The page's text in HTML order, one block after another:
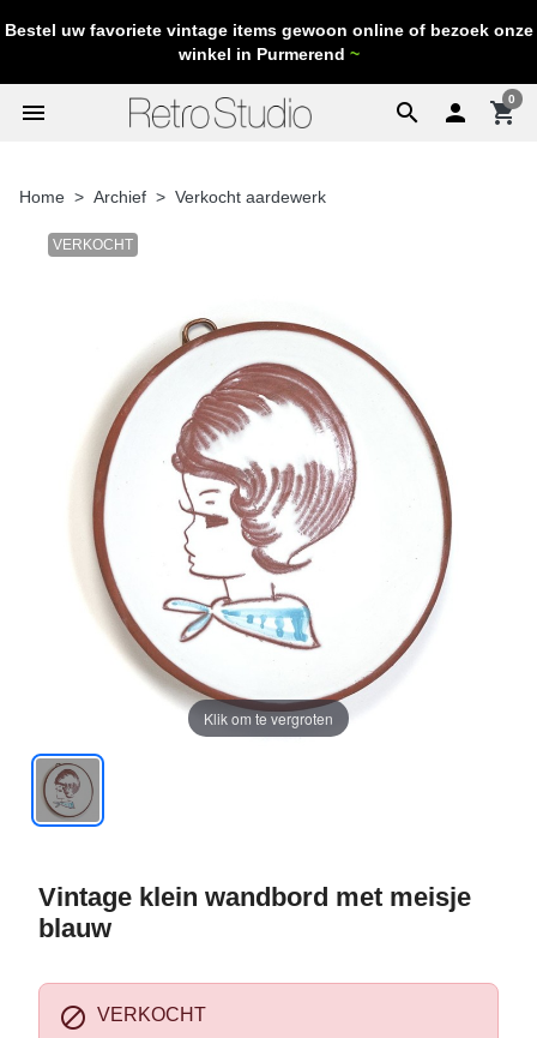
Bestel uw favoriete vintage items gewoon online of bezoek onze
winkel in Purmerend ~
search
menu  shopping_cart
0
Home Archief Verkocht aardewerk
VERKOCHT
Klik om te vergroten
Vintage klein wandbord met meisje
blauw
 VERKOCHT